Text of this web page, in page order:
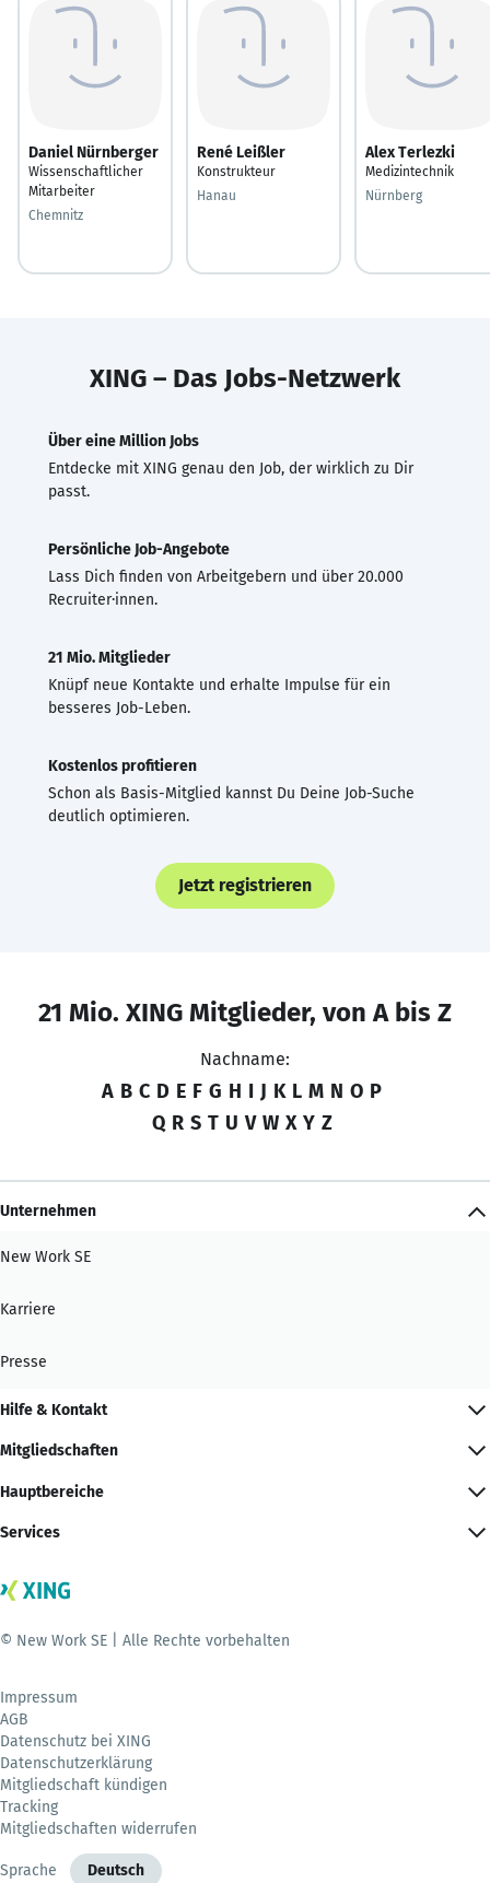
Daniel Nürnberger
Wissenschaftlicher
Mitarbeiter
Chemnitz
René Leißler
Konstrukteur
Hanau
Alex Terlezki
Medizintechnik
Nürnberg
XING – Das Jobs-Netzwerk
Über eine Million Jobs
Entdecke mit XING genau den Job, der wirklich zu Dir
passt.
Persönliche Job-Angebote
Lass Dich finden von Arbeitgebern und über 20.000
Recruiter·innen.
21 Mio. Mitglieder
Knüpf neue Kontakte und erhalte Impulse für ein
besseres Job-Leben.
Kostenlos profitieren
Schon als Basis-Mitglied kannst Du Deine Job-Suche
deutlich optimieren.
Jetzt registrieren
21 Mio. XING Mitglieder, von A bis Z
Nachname:
A B C D E F G H I J K L M N O P
Q R S T U V W X Y Z
Unternehmen
New Work SE
Karriere
Presse
Hilfe & Kontakt
Mitgliedschaften
Hauptbereiche
Services
© New Work SE | Alle Rechte vorbehalten
Impressum
AGB
Datenschutz bei XING
Datenschutzerklärung
Mitgliedschaft kündigen
Tracking
Mitgliedschaften widerrufen
Sprache Deutsch